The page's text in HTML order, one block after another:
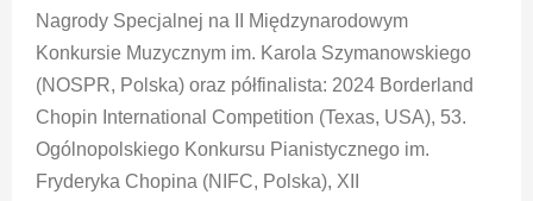
Nagrody Specjalnej na II Międzynarodowym
Konkursie Muzycznym im. Karola Szymanowskiego
(NOSPR, Polska) oraz półfinalista: 2024 Borderland
Chopin International Competition (Texas, USA), 53.
Ogólnopolskiego Konkursu Pianistycznego im.
Fryderyka Chopina (NIFC, Polska), XII